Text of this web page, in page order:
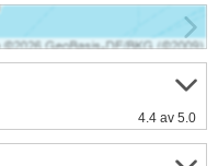
4.4 av 5.0